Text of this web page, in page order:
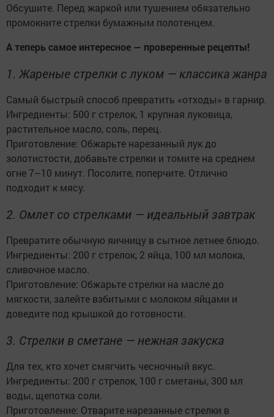
Обсушите. Перед жаркой или тушением обязательно
промокните стрелки бумажным полотенцем.
А теперь самое интересное — проверенные рецепты!
1. Жареные стрелки с луком — классика жанра
Самый быстрый способ превратить «отходы» в гарнир.
Ингредиенты: 500 г стрелок, 1 крупная луковица,
растительное масло, соль, перец.
Приготовление: Обжарьте нарезанный лук до
золотистости, добавьте стрелки и томите на среднем
огне 7–10 минут. Посолите, поперчите. Отлично
подходит к мясу.
2. Омлет со стрелками — идеальный завтрак
Превратите обычную яичницу в сытное летнее блюдо.
Ингредиенты: 200 г стрелок, 2 яйца, 100 мл молока,
сливочное масло.
Приготовление: Обжарьте стрелки на масле до
мягкости, залейте взбитыми с молоком яйцами и
доведите под крышкой до готовности.
3. Стрелки в сметане — нежная закуска
Для тех, кто хочет смягчить чесночный вкус.
Ингредиенты: 200 г стрелок, 100 г сметаны, 300 мл
воды, щепотка соли.
Приготовление: Отварите нарезанные стрелки в